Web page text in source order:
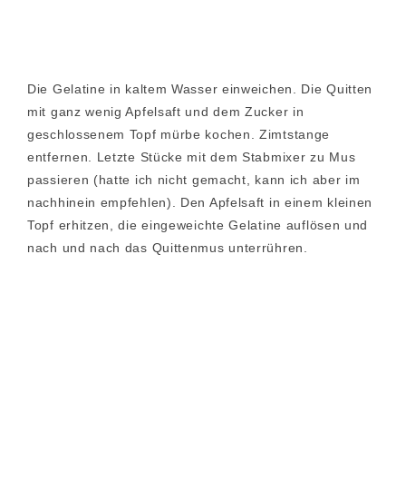
Die Gelatine in kaltem Wasser einweichen. Die Quitten
mit ganz wenig Apfelsaft und dem Zucker in
geschlossenem Topf mürbe kochen. Zimtstange
entfernen. Letzte Stücke mit dem Stabmixer zu Mus
passieren (hatte ich nicht gemacht, kann ich aber im
nachhinein empfehlen). Den Apfelsaft in einem kleinen
Topf erhitzen, die eingeweichte Gelatine auflösen und
nach und nach das Quittenmus unterrühren.